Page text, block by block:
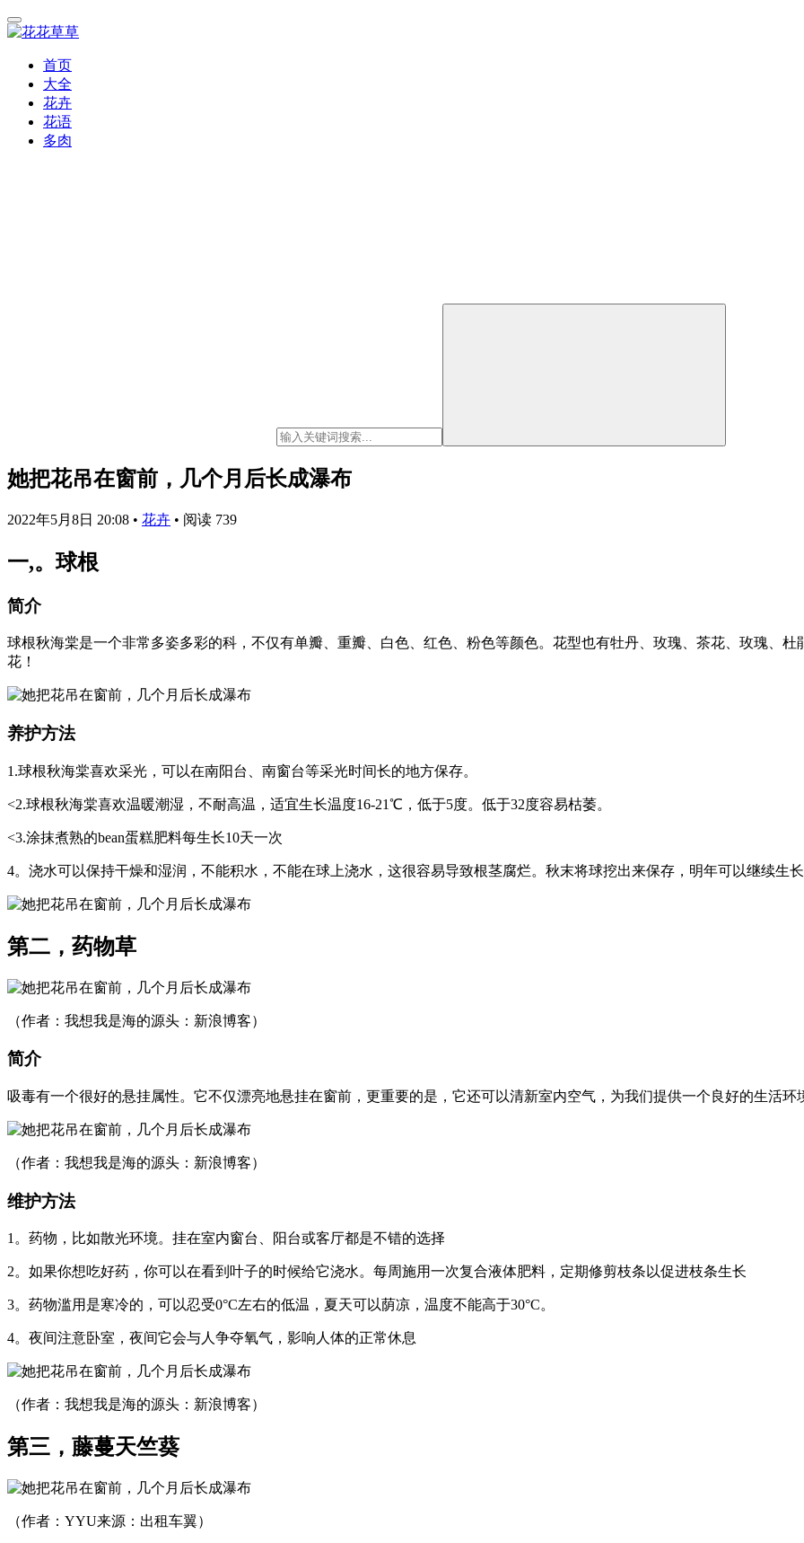
首页
大全
花卉
花语
多肉
她把花吊在窗前，几个月后长成瀑布
2022年5月8日 20:08 • 花卉 • 阅读 739
一,。球根
简介
球根秋海棠是一个非常多姿多彩的科，不仅有单瓣、重瓣、白色、红色、粉色等颜色。花型也有牡丹、玫瑰、茶花、玫瑰、
花！
养护方法
1.球根秋海棠喜欢采光，可以在南阳台、南窗台等采光时间长的地方保存。
<2.球根秋海棠喜欢温暖潮湿，不耐高温，适宜生长温度16-21℃，低于5度。低于32度容易枯萎。
<3.涂抹煮熟的bean蛋糕肥料每生长10天一次
4。浇水可以保持干燥和湿润，不能积水，不能在球上浇水，这很容易导致根茎腐烂。秋末将球挖出来保存，明年可以继续生长
第二，药物草
（作者：我想我是海的源头：新浪博客）
简介
吸毒有一个很好的悬挂属性。它不仅漂亮地悬挂在窗前，更重要的是，它还可以清新室内空气，为我们提供一个良好的生活环
（作者：我想我是海的源头：新浪博客）
维护方法
1。药物，比如散光环境。挂在室内窗台、阳台或客厅都是不错的选择
2。如果你想吃好药，你可以在看到叶子的时候给它浇水。每周施用一次复合液体肥料，定期修剪枝条以促进枝条生长
3。药物滥用是寒冷的，可以忍受0°C左右的低温，夏天可以荫凉，温度不能高于30°C。
4。夜间注意卧室，夜间它会与人争夺氧气，影响人体的正常休息
（作者：我想我是海的源头：新浪博客）
第三，藤蔓天竺葵
（作者：YYU来源：出租车翼）